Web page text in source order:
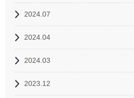
2024.07
2024.04
2024.03
2023.12